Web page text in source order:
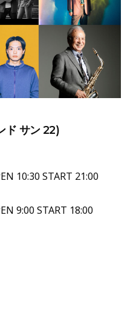
ド サン 22)
10:30 START 21:00
9:00 START 18:00